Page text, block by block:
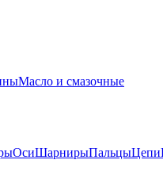
Масло и смазочные
ОсиШарнирыПальцыЦепи